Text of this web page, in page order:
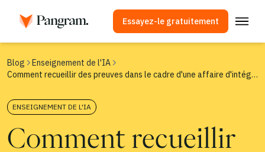
Essayez-le gratuitement
Détecteur d'IA
Détecteur d'images
API
Blog
Enseignement de l'IA
Comment recueillir des preuves dans le cadre d'une affaire d'intégrité académique liée à l'IA
ENSEIGNEMENT DE L'IA
Comment recueillir